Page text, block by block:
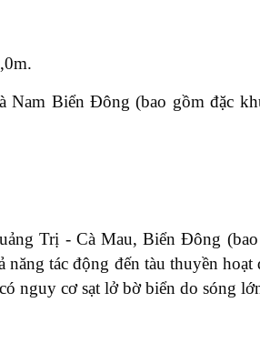
Nam BiểnĐông (bao gồmđặc
Trị - Cà Mau, Biển Đông
tác động đến tàu thuyền hoạt
có nguy cơ sạt lở bờ biển do sóng